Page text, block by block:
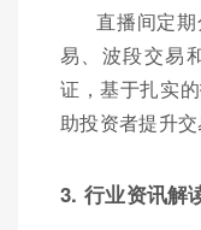
直播间定
易、波段交易
证，基于扎实
助投资者提升交
3. 行业资讯解